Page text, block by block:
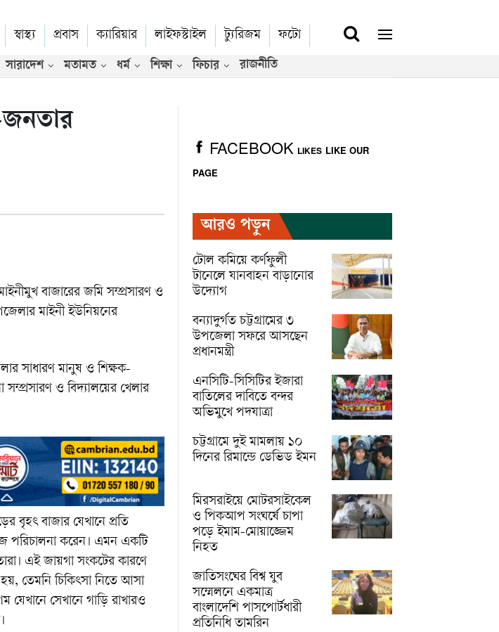
স্বাস্থ্য প্রবাস ক্যারিয়ার লাইফস্টাইল ট্যুরিজম ফটো
সারাদেশ মতামত ধর্ম শিক্ষা ফিচার রাজনীতি
জনতার
বাজারের জমি সম্প্রসারণ ও
মাইনী ইউনিয়নের
সাধারণ মানুষ ও শিক্ষক-
সম্প্রসারণ ও বিদ্যালয়ের খেলার
বৃহৎ বাজার যেখানে প্রতি
পরিচালনা করেন। এমন একটি
এই জায়গা সংকটের কারণে
তেমনি চিকিৎসা নিতে আসা
সেখানে গাড়ি রাখারও
FACEBOOK LIKES LIKE OUR
PAGE
আরও পড়ুন
টোল কমিয়ে কর্ণফুলী
টানেলে যানবাহন বাড়ানোর
উদ্যোগ
বন্যাদুর্গত চট্টগ্রামের ৩
উপজেলা সফরে আসছেন
প্রধানমন্ত্রী
এনসিটি-সিসিটির ইজারা
বাতিলের দাবিতে বন্দর
অভিমুখে পদযাত্রা
চট্টগ্রামে দুই মামলায় ১০
দিনের রিমান্ডে ডেভিড ইমন
মিরসরাইয়ে মোটরসাইকেল
ও পিকআপ সংঘর্ষে চাপা
পড়ে ইমাম-মোয়াজ্জেম
নিহত
জাতিসংঘের বিশ্ব যুব
সম্মেলনে একমাত্র
বাংলাদেশি পাসপোর্টধারী
প্রতিনিধি তামরিন